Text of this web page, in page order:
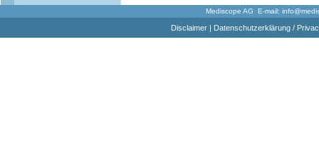
Mediscope AG E-mail:
Disclaimer| Datenschutzerklärung /